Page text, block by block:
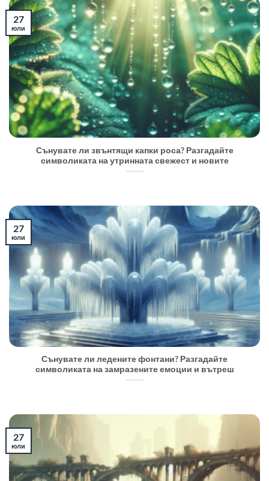
Сънувате ли звънтящи капки роса? Разгадайте
символиката на утринната свежест и новите
27
юли
Сънувате ли ледените фонтани? Разгадайте
символиката на замразените емоции и вътреш
27
юли
27
юли